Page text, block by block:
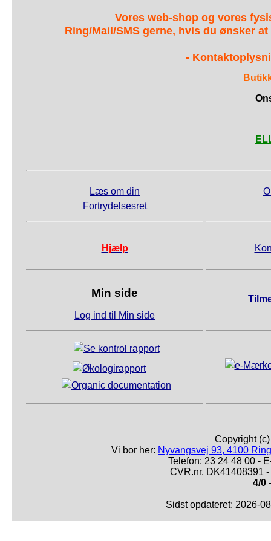
Vores web-shop og vores
Ring/Mail/SMS gerne, hvis du ønsker
-
Læs om din
Fortrydelsesret
Hjælp
Min side
Log ind til Min side
Copyright
Vi bor her: Nyvangsvej 93, 4100
Telefon: 23 24 48 00 -
CVR.nr. DK41408391
4/0
Sidst opdateret: 2026-